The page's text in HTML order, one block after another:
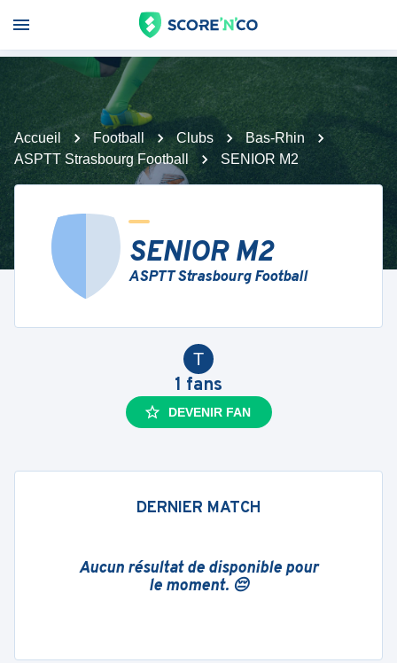
Accueil Football Clubs
Bas-Rhin
ASPTT Strasbourg Football
SENIOR M2
SENIOR M2
ASPTT Strasbourg Football
T
1 fans
DEVENIR FAN
DERNIER MATCH
Aucun résultat de disponible pour
le moment. 😔